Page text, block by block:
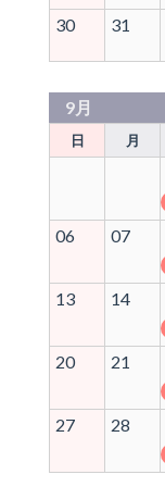
30 31
9月
日 月
06 07
13 14
20 21
27 28